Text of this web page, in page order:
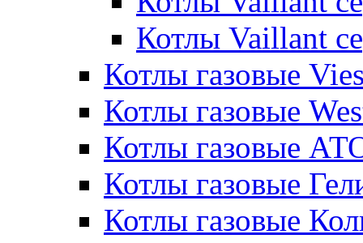
Котлы Vaillant
Котлы газовые
Котлы газовые
Котлы газовые
Котлы газовые
Котлы газовые